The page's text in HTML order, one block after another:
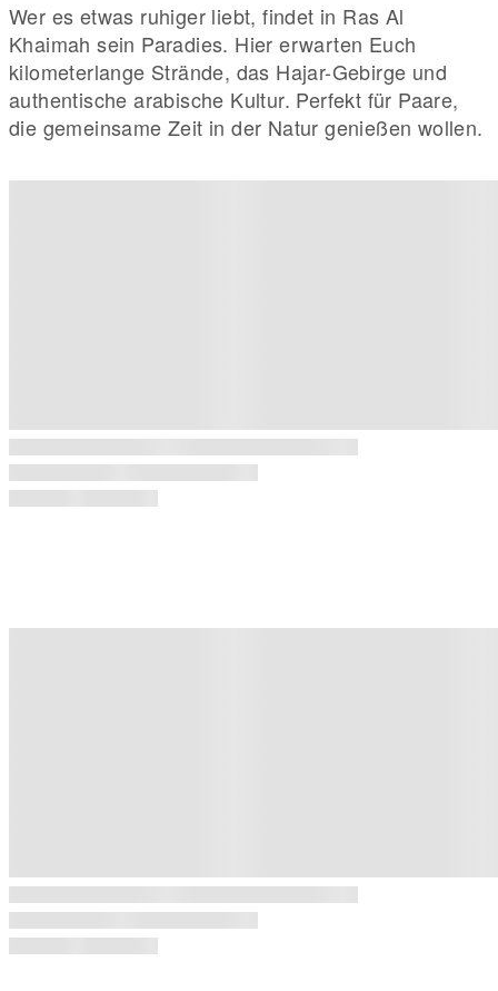
Wer es etwas ruhiger liebt, findet in Ras Al
Khaimah sein Paradies. Hier erwarten Euch
kilometerlange Strände, das Hajar-Gebirge und
authentische arabische Kultur. Perfekt für Paare,
die gemeinsame Zeit in der Natur genießen wollen.